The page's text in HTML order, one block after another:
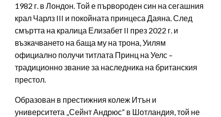
1982 г. в Лондон. Той е първороден син на сегашния
крал Чарлз III и покойната принцеса Даяна. След
смъртта на кралица Елизабет II през 2022 г. и
възкачването на баща му на трона, Уилям
официално получи титлата Принц на Уелс –
традиционно звание за наследника на британския
престол.
Образован в престижния колеж Итън и
университета „Сейнт Андрюс“ в Шотландия, той не